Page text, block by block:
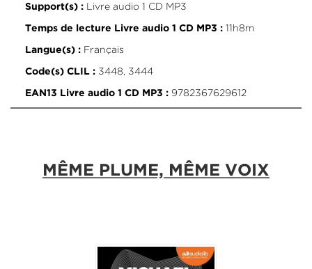
Support(s) :Livre audio 1 CD MP3
Temps de lecture Livre audio 1 CD MP3 :11h8m
Langue(s) :Français
Code(s) CLIL :3448, 3444
EAN13 Livre audio 1 CD MP3 :9782367629612
MÊME PLUME, MÊME VOIX